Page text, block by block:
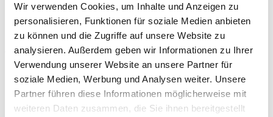
Wir verwenden Cookies, um Inhalte und Anzeigen zu
personalisieren, Funktionen für soziale Medien anbieten
zu können und die Zugriffe auf unsere Website zu
analysieren. Außerdem geben wir Informationen zu Ihrer
Verwendung unserer Website an unsere Partner für
soziale Medien, Werbung und Analysen weiter. Unsere
Partner führen diese Informationen möglicherweise mit
weiteren Daten zusammen, die Sie ihnen bereitgestellt
Kathetereinstichstelle mit adäquatem Hautantiseptikum
Standard thematisiert die Beachtung der Einwirkzeit
Anwendung weiterer Hygienemaßnahmen
sterile Handschuhe
Ja
steriler Kittel
Mund Nasen Schutz Ja